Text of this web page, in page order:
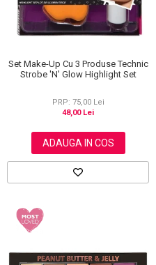
Set Make-Up Cu 3 Produse Technic
Strobe 'N' Glow Highlight Set
PRP: 75,00 Lei
48,00 Lei
ADAUGA IN COS